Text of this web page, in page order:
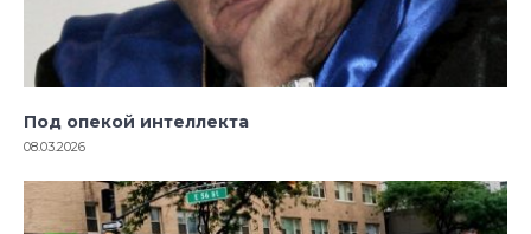
Под опекой интеллекта
08.03.2026